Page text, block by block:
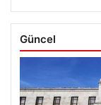
Güncel